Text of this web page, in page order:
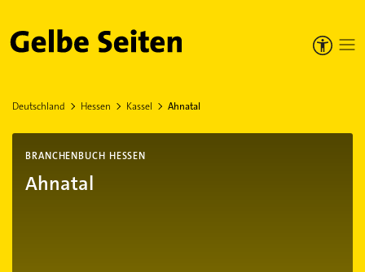
Gelbe Seiten
Deutschland Hessen Kassel Ahnatal
BRANCHENBUCH HESSEN
Ahnatal